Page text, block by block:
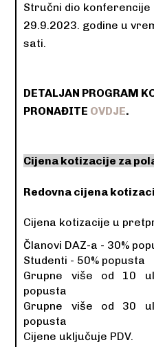
Stručni dio konferencije
29.9.2023. godine u
sati.
DETALJAN PROGRAM
PRONAĐITE OVDJE.
Cijena kotizacije za
Redovna cijena
Cijena kotizacije u
Članovi DAZ-a - 30%
Studenti - 50% popusta
Grupne više od 10
popusta
Grupne više od 30
popusta
Cijene uključuje PDV.